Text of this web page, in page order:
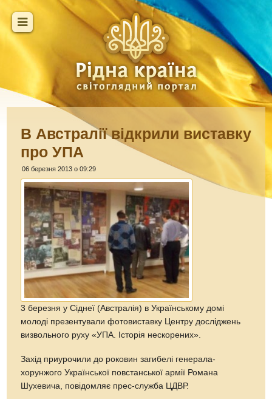
В Австралії відкрили виставку
про УПА
06 березня 2013 о 09:29
3 березня у Сіднеї (Австралія) в Українському домі
молоді презентували фотовиставку Центру досліджень
визвольного руху «УПА. Історія нескорених».
Захід приурочили до роковин загибелі генерала-
хорунжого Української повстанської армії Романа
Шухевича, повідомляє прес-служба ЦДВР.